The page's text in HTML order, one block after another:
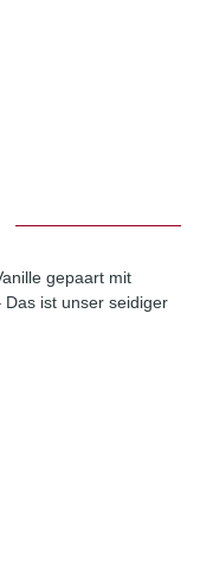
gepaart mit
ist unser seidiger